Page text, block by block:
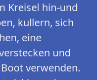
Kreisel hin-und
kullern, sich
eine
und
verwenden.